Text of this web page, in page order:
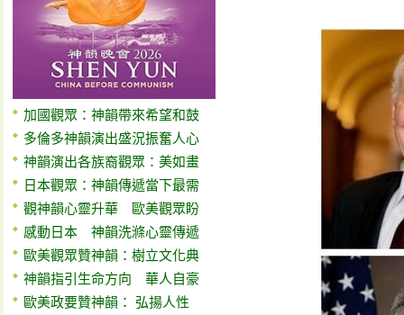
加國觀眾：神韻帶來希望和鼓
多倫多神韻演出盛況振奮人心
神韻演出各族裔觀眾：美如畫
日本觀眾：神韻傳遞當下最需
觀神韻心靈升華 歐美觀眾盼
感動日本 神韻洗滌心靈傳遞
歐美觀眾贊神韻：樹立文化典
神韻指引生命方向 華人自豪
歐美政要贊神韻： 弘揚人性